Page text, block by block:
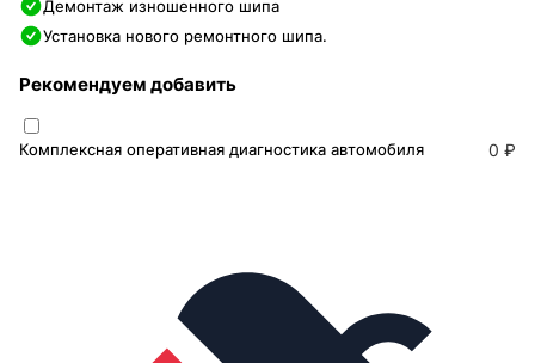
Демонтаж изношенного шипа
Установка нового ремонтного шипа.
Рекомендуем добавить
Комплексная оперативная диагностика автомобиля 0 ₽